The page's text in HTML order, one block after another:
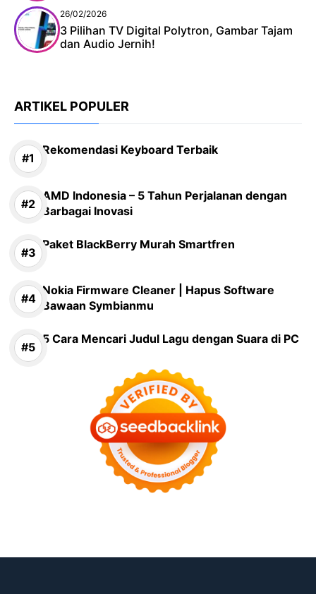
26/02/2026
3 Pilihan TV Digital Polytron, Gambar Tajam
dan Audio Jernih!
ARTIKEL POPULER
Rekomendasi Keyboard Terbaik
AMD Indonesia – 5 Tahun Perjalanan dengan
Barbagai Inovasi
Paket BlackBerry Murah Smartfren
Nokia Firmware Cleaner | Hapus Software
Bawaan Symbianmu
5 Cara Mencari Judul Lagu dengan Suara di PC